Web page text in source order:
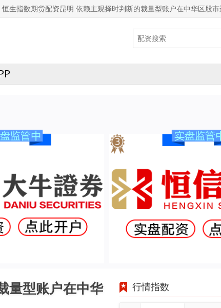
恒生指数期货配资昆明 依赖主观择时判断的裁量型账户在中华区股
量型账户在中华
行情指数